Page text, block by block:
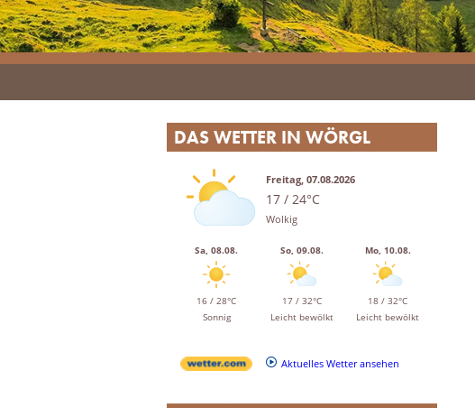
DAS WETTER IN WÖRGL
Freitag, 07.08.2026
17 / 24°C
Wolkig
Sa, 08.08.
16 / 28°C
Sonnig
So, 09.08.
17 / 32°C
Leicht bewölkt
Mo, 10.08.
18 / 32°C
Leicht bewölkt
Aktuelles Wetter ansehen